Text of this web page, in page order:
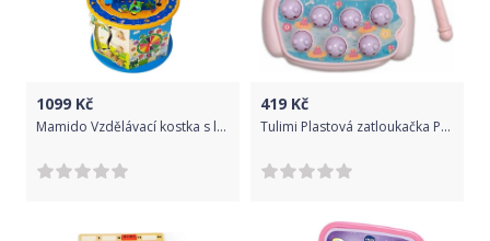
1099 Kč
Mamido Vzdělávací kostka s labyrintem
419 Kč
Tulimi Plastová zatloukačka Pejsek - růžová